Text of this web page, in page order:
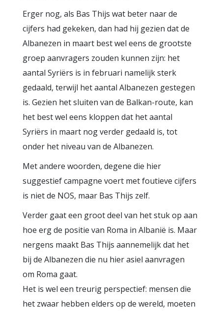
Erger nog, als Bas Thijs wat beter naar de
cijfers had gekeken, dan had hij gezien dat de
Albanezen in maart best wel eens de grootste
groep aanvragers zouden kunnen zijn: het
aantal Syriërs is in februari namelijk sterk
gedaald, terwijl het aantal Albanezen gestegen
is. Gezien het sluiten van de Balkan-route, kan
het best wel eens kloppen dat het aantal
Syriërs in maart nog verder gedaald is, tot
onder het niveau van de Albanezen.
Met andere woorden, degene die hier
suggestief campagne voert met foutieve cijfers
is niet de NOS, maar Bas Thijs zelf.
Verder gaat een groot deel van het stuk op aan
hoe erg de positie van Roma in Albanië is. Maar
nergens maakt Bas Thijs aannemelijk dat het
bij de Albanezen die nu hier asiel aanvragen
om Roma gaat.
Het is wel een treurig perspectief: mensen die
het zwaar hebben elders op de wereld, moeten